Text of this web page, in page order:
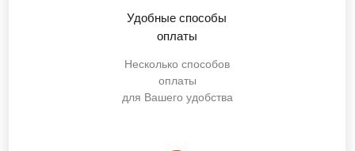
Удобные способы
оплаты
Несколько способов
оплаты
для Вашего удобства